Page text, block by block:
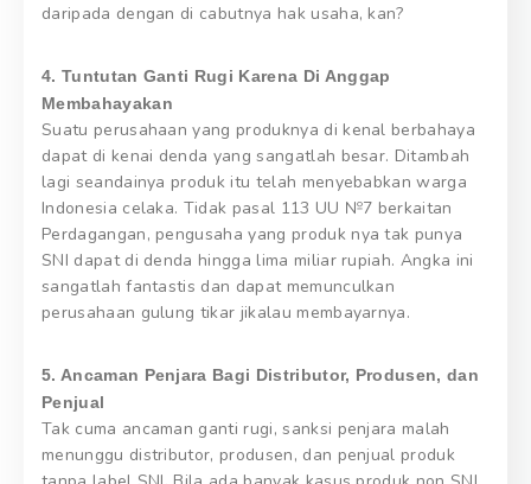
daripada dengan di cabutnya hak usaha, kan?
4. Tuntutan Ganti Rugi Karena Di Anggap
Membahayakan
Suatu perusahaan yang produknya di kenal berbahaya
dapat di kenai denda yang sangatlah besar. Ditambah
lagi seandainya produk itu telah menyebabkan warga
Indonesia celaka. Tidak pasal 113 UU №7 berkaitan
Perdagangan, pengusaha yang produk nya tak punya
SNI dapat di denda hingga lima miliar rupiah. Angka ini
sangatlah fantastis dan dapat memunculkan
perusahaan gulung tikar jikalau membayarnya.
5. Ancaman Penjara Bagi Distributor, Produsen, dan
Penjual
Tak cuma ancaman ganti rugi, sanksi penjara malah
menunggu distributor, produsen, dan penjual produk